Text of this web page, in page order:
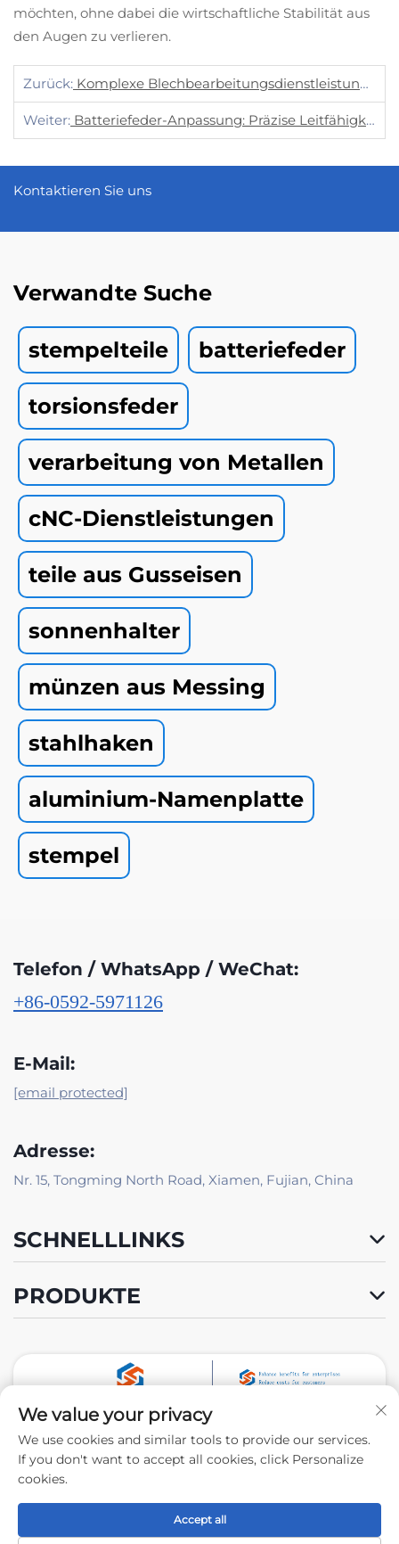
möchten, ohne dabei die wirtschaftliche Stabilität aus
den Augen zu verlieren.
Zurück: Komplexe Blechbearbeitungsdienstleistungen: Präzisionsstanzen, Biegen, Laserschneiden, Schweißen, Nieten Für Die Industrie
Weiter: Batteriefeder-Anpassung: Präzise Leitfähigkeit Für Energiespeicher
Kontaktieren Sie uns
Verwandte Suche
stempelteile batteriefeder
torsionsfeder
verarbeitung von Metallen
cNC-Dienstleistungen
teile aus Gusseisen
sonnenhalter
münzen aus Messing
stahlhaken
aluminium-Namenplatte
stempel
Telefon / WhatsApp / WeChat:
+86-0592-5971126
E-Mail:
[email protected]
Adresse:
Nr. 15, Tongming North Road, Xiamen, Fujian, China
SCHNELLLINKS
PRODUKTE
Folgen Sie uns
Industry & Trade Co., Ltd. -Datenschutzrichtlinie
We value your privacy
We use cookies and similar tools to provide our services.
If you don't want to accept all cookies, click Personalize
cookies.
Accept all